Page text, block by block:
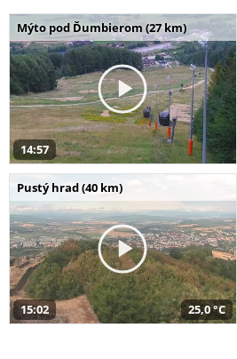
Mýto pod Ďumbierom (27 km)
14:57
Pustý hrad (40 km)
15:02 25,0 °C